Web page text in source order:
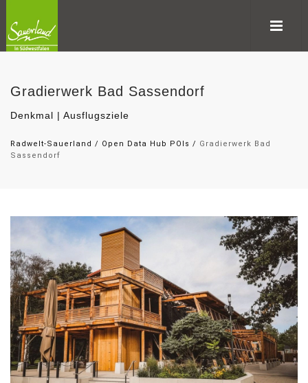
Gradierwerk Bad Sassendorf
Denkmal | Ausflugsziele
Radwelt-Sauerland / Open Data Hub POIs / Gradierwerk Bad
Sassendorf